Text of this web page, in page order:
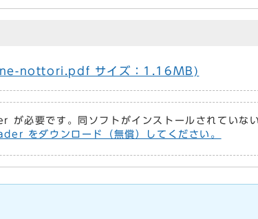
line-nottori.pdf サイズ：1.16MB)
必要です。同ソフトがインストールされていな
をダウンロード（無償）してください。